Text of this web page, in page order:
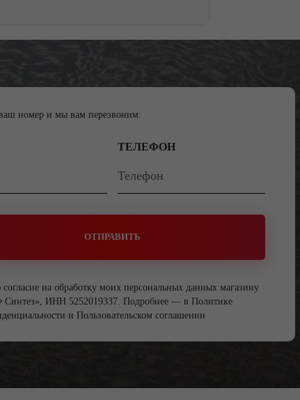
ваш номер и мы вам перезвоним:
ТЕЛЕФОН
ОТПРАВИТЬ
на обработку моих персональных данных магазину
ИНН 5252019337. Подробнее — в Политике
и Пользовательском соглашении